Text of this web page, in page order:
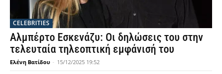
CELEBRITIES
Αλμπέρτο Εσκενάζυ: Οι δηλώσεις του στην
τελευταία τηλεοπτική εμφάνισή του
Ελένη Βατίδου - 15/12/2025 19:52